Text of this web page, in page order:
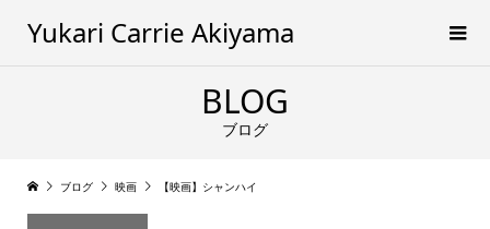
Yukari Carrie Akiyama
BLOG
ブログ
ブログ 映画 【映画】シャンハイ